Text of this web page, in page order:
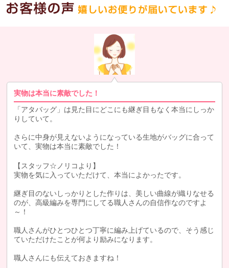
実物は本当に素敵でした！
「アタバッグ」は見た目にどこにも継ぎ目もなく本当にしっか
りしていて。
さらに中身が見えないようになっている生地がバッグに合って
いて、実物は本当に素敵でした！
【スタッフ☆ノリコより】
実物を気に入っていただけて、本当によかったです。
継ぎ目のないしっかりとした作りは、美しい曲線が織りなせる
のが、高級編みを専門にしてる職人さんの自信作なのですよ
～！
職人さんがひとつひとつ丁寧に編み上げているので、そう感じ
ていただけたことが何より励みになります。
職人さんにも伝えておきますね！